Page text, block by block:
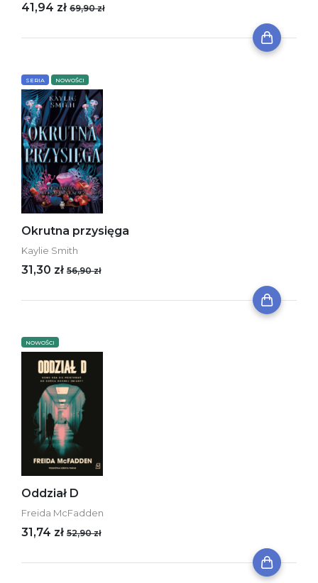
41,94 zł 69,90 zł
SERIA NOWOŚCI
Okrutna przysięga
Kaylie Smith
31,30 zł 56,90 zł
NOWOŚCI
Oddział D
Freida McFadden
31,74 zł 52,90 zł